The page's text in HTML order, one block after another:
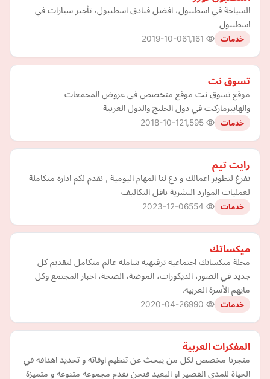
السياحة في اسطنبول، افضل فنادق اسطنبول، تأجير سيارات في
اسطنبول
خدمات 2019-10-06
تسوق نت
موقع تسوق نت موقع متخصص فى عروض المجمعات
والهايبرماركت في دول الخليج والدول العربية
خدمات 2018-10-12
رايت تيم
تفرغ لتطوير اعمالك و دع لنا المهام اليومية , نقدم لكم ادارة متكاملة
لعمليات الموارد البشرية باقل التكاليف
خدمات 2023-12-06
ميكساتك
مجلة ميكساتك اجتماعيه ترفيهيه شامله عالم متكامل لتقديم كل
جديد في الصور، الديكورات، الموضة، الصحة، اخبار المجتمع وكل
مايهم الأسرة العربيه.
خدمات 2020-04-26
المفكرات العربية
متجرنا مخصص لكل من يبحث عن تنظيم اوقاته و تحديد اهدافه في
الحياة للمدى القصير او البعيد فنحن نقدم مجموعة متنوعة و متميزة